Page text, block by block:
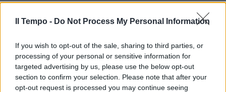
Il Tempo - Do Not Process My Personal Information
If you wish to opt-out of the sale, sharing to third parties, or
processing of your personal or sensitive information for
targeted advertising by us, please use the below opt-out
section to confirm your selection. Please note that after your
opt-out request is processed you may continue seeing
24/01/2010